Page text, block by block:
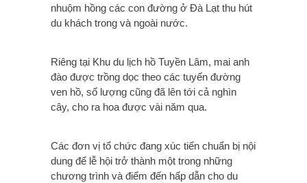
nhuộm hồng các con đường ở Đà Lạt thu hút
du khách trong và ngoài nước.
Riêng tại Khu du lịch hồ Tuyền Lâm, mai anh
đào được trồng dọc theo các tuyến đường
ven hồ, số lượng cũng đã lên tới cả nghìn
cây, cho ra hoa được vài năm qua.
Các đơn vị tổ chức đang xúc tiến chuẩn bị nội
dung để lễ hội trở thành một trong những
chương trình và điểm đến hấp dẫn cho du